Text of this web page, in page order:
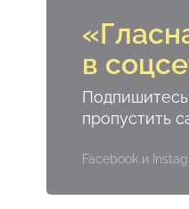
в
пропустить
Facebook и